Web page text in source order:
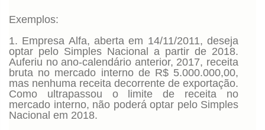
Exemplos:
1. Empresa Alfa, aberta em 14/11/2011, deseja
optar pelo Simples Nacional a partir de 2018.
Auferiu no ano-calendário anterior, 2017, receita
bruta no mercado interno de R$ 5.000.000,00,
mas nenhuma receita decorrente de exportação.
Como ultrapassou o limite de receita no
mercado interno, não poderá optar pelo Simples
Nacional em 2018.